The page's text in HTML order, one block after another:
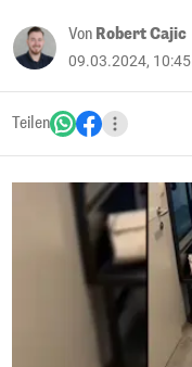
Von Robert Cajic
09.03.2024, 10:45
Teilen